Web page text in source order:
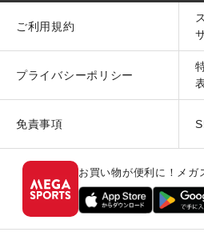
ご利用規約
プライバシーポリシー
免責事項
お買い物が便利に！メガ